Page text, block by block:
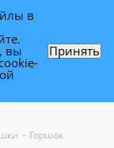
- Горшок
в
вы Принять